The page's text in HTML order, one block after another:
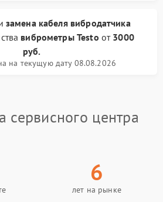
замена кабеля вибродатчика
виброметры Testo от 3000
руб.
на текущую дату 08.08.2026
сервисного центра
6
лет на рынке